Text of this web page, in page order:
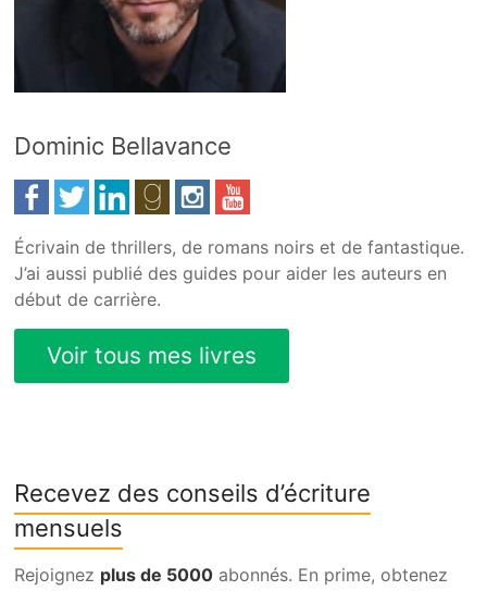
Dominic Bellavance
Écrivain de thrillers, de romans noirs et de fantastique.
J’ai aussi publié des guides pour aider les auteurs en
début de carrière.
Recevez des conseils d’écriture
mensuels
Rejoignez plus de 5000 abonnés. En prime, obtenez